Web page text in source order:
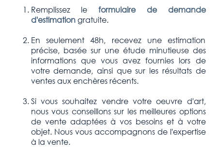
Remplissez le formulaire de demande
d'estimationgratuite.
En seulement 48h, recevez une estimation
précise, basée sur une étude minutieuse des
informations que vous avez fournies lors de
votre demande, ainsi que sur les résultats de
ventes aux enchères récents.
Si vous souhaitez vendre votre oeuvre d'art,
nous vous conseillons sur les meilleures options
de vente adaptées à vos besoins et à votre
objet. Nous vous accompagnons de l'expertise
à la vente.